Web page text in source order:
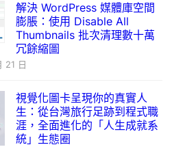
解決 WordPress 媒體庫空間
膨脹：使用 Disable All
Thumbnails 批次清理數十萬
冗餘縮圖
21 日
視覺化圖卡呈現你的真實人
生：從台灣旅行足跡到程式職
涯，全面進化的「人生成就系
統」生態圈